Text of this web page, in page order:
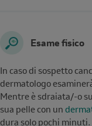
Esame fisico
In caso di sospetto
dermatologo
Mentre è sdraiata/-o
sua pelle con un
dura solo pochi minuti.